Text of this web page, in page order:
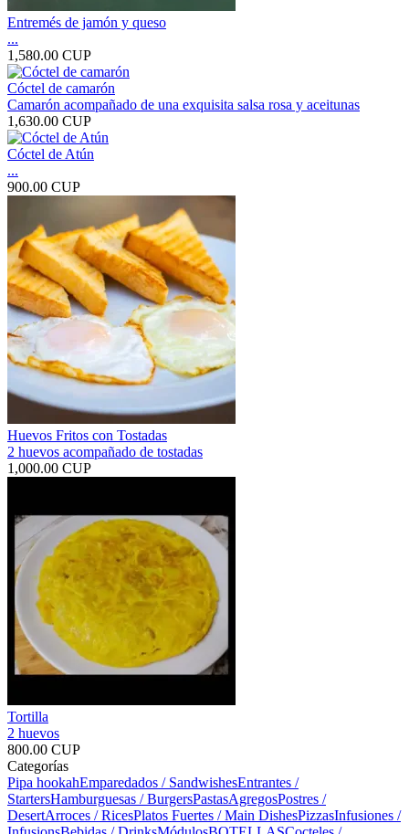
Entremés de jamón y queso
...
1,580.00 CUP
Cóctel de camarón
Camarón acompañado de una exquisita salsa rosa y aceitunas
1,630.00 CUP
Cóctel de Atún
...
900.00 CUP
Huevos Fritos con Tostadas
2 huevos acompañado de tostadas
1,000.00 CUP
Tortilla
2 huevos
800.00 CUP
Categorías
Pipa hookahEmparedados / SandwishesEntrantes /
StartersHamburguesas / BurgersPastasAgregosPostres /
DesertArroces / RicesPlatos Fuertes / Main DishesPizzasInfusiones /